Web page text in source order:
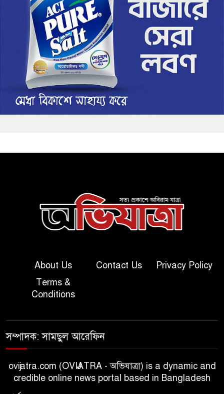
About Us Contact Us
Privacy Policy
Terms &
Conditions
সম্পাদক: সামছুল আরেফিন
ovijatra.com (OVIJATRA - অভিযাত্রা) is a dynamic and
credible online news portal based in Bangladesh